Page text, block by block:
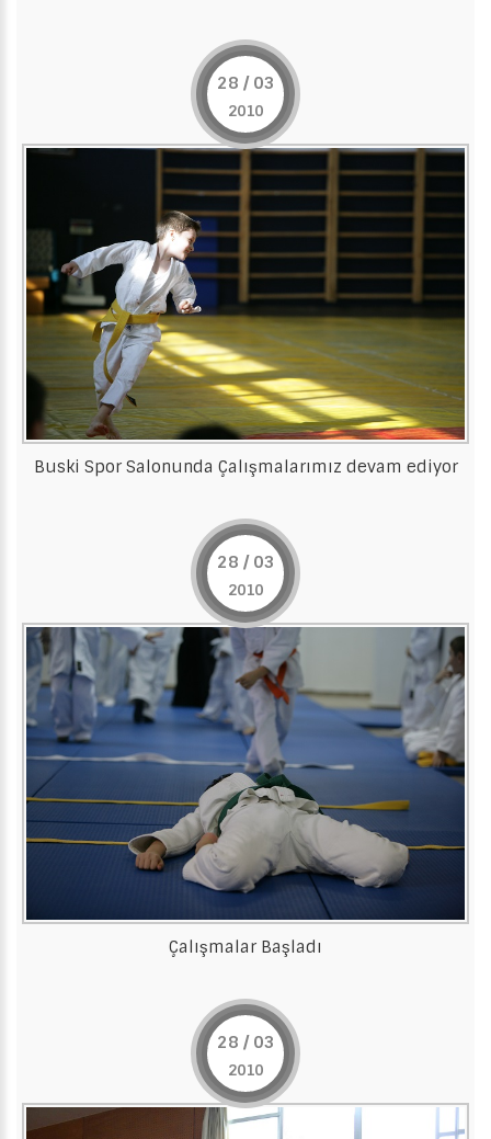
28 / 03
2010
Buski Spor Salonunda Çalışmalarımız devam ediyor
28 / 03
2010
Çalışmalar Başladı
28 / 03
2010